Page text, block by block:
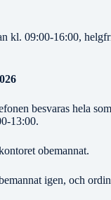
kl. 09:00-16:00,
besvaras hela
13:00.
obemannat.
igen, och